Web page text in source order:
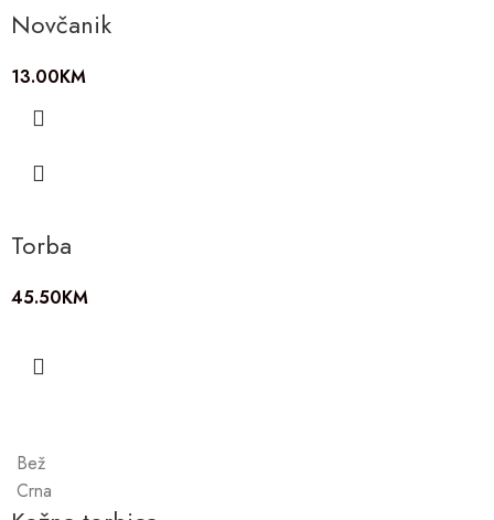
Novčanik
13.00KM
Torba
45.50KM
Bež
Crna